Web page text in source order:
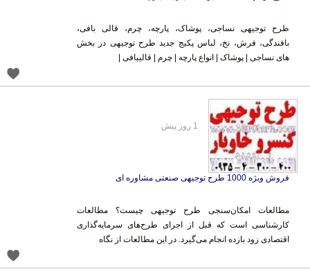
طرح توجیهی نساجی، پوشاک، پارچه، چرم، قالی بافی،
بافندگی، فرش، نخ، لباس پکیج جدید طرح توجیهی در بخش
های نساجی | پوشاک | انواع پارچه | چرم | قالیبافی |
فروش ویژه 1000 طرح توجیهی صنعتی مشاوره ای
مطالعات امکان‌سنجی طرح توجیهی چیست؟ مطالعات
کارشناسی است که قبل از اجرای طرح‌های سرمایه‌گذاری
اقتصادی زود بازده انجام می‌گیرد. در این مطالعات از نگاه
1 روز پیش